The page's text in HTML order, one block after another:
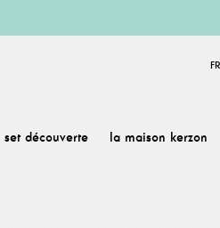
set découverte la maison kerzon